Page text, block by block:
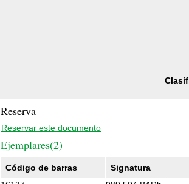
Reserva
Reservar este documento
Ejemplares(2)
Código de barras Signatura